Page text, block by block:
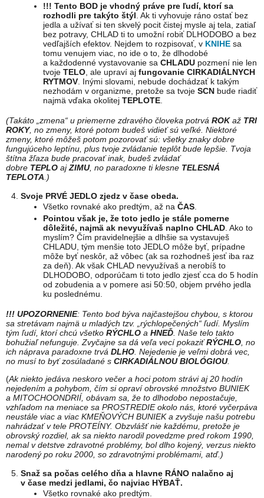
!!! Tento BOD je vhodný práve pre ľudí, ktorí sa
rozhodli pre takýto štýl . Ak ti vyhovuje ráno ostať bez
jedla a užívať si ten skvelý pocit čistej mysle aj tela, zatiaľ
bez potravy, CHLAD ti to umožní robiť DLHODOBO a bez
vedľajších efektov. Nejdem to rozpisovať, v KNIHEsa
tomu venujem viac, no ide o to, že dlhodobé
a každodenné vystavovanie sa CHLADU pozmení nie len
tvoje TELO, ale upraví aj fungovanie CIRKADIÁLNYCH
RYTMOV. Inými slovami, nebude dochádzať k takým
nezhodám v organizme, pretože sa tvoje SCNbude riadiť
najmä vďaka okolitej TEPLOTE.
(Takáto „zmena“ u priemerne zdravého človeka potrvá ROKaž TRI
ROKY, no zmeny, ktoré potom budeš vidieť sú veľké. Niektoré
zmeny, ktoré môžeš potom pozorovať sú: všetky znaky dobre
fungujúceho leptínu, plus tvoje zvládanie teplôt bude lepšie. Tvoja
štítna žľaza bude pracovať inak, budeš zvládať
dobre TEPLO ajZIMU, no paradoxne ti klesne TELESNÁ
TEPLOTA .)
Svoje PRVÉ JEDLO zjedz v čase obeda.
Všetko rovnaké ako predtým, až na ČAS.
Pointou však je, že toto jedlo je stále pomerne
dôležité, najmä ak nevyužívaš naplno CHLAD. Ako to
myslím? Čím pravidelnejšie a dlhšie sa vystavuješ
CHLADU, tým menšie toto JEDLO môže byť, prípadne
môže byť neskôr, až vôbec (ak sa rozhodneš jesť iba raz
za deň). Ak však CHLAD nevyužívaš a nerobíš to
DLHODOBO, odporúčam ti toto jedlo zjesť cca do 5 hodín
od zobudenia a v pomere asi 50:50, objem prvého jedla
ku poslednému.
!!! UPOZORNENIE: Tento bod býva najčastejšou chybou, s ktorou
sa stretávam najmä u mladých tzv. „rýchlopečených“ ľudí. Myslím
tým ľudí, ktorí chcú všetko RÝCHLO a HNEĎ . Naše telo takto
bohužiaľ nefunguje. Zvyčajne sa dá veľa vecí pokaziťRÝCHLO , no
ich náprava paradoxne trvá DLHO . Nejedenie je veľmi dobrá vec,
no musí to byť zosúladané s CIRKADIÁLNOU BIOLÓGIOU.
(Ak niekto jedáva neskoro večer a hoci potom strávi aj 20 hodín
nejedením a pohybom, čím si opraví obrovské množstvo BUNIEK
a MITOCHOONDRIÍ, obávam sa, že to dlhodobo nepostačuje,
vzhľadom na meniace sa PROSTREDIE okolo nás, ktoré vyčerpáva
neustále viac a viac KMEŇOVÝCH BUNIEK a zvyšuje našu potrebu
nahrádzať v tele PROTEÍNY. Obzvlášť nie každému, pretože je
obrovský rozdiel, ak sa niekto narodil povedzme pred rokom 1990,
nemal v detstve zdravotné problémy, bol dlho kojený, verzus niekto
narodený po roku 2000, so zdravotnými problémami, atď.)
Snaž sa počas celého dňa a hlavne RÁNO nalačno aj
v čase medzi jedlami, čo najviac HÝBAŤ.
Všetko rovnaké ako predtým.